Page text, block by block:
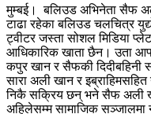
मुम्बई। बलिउड अभिनेता सैफ
टाढा रहेका बलिउड चलचित्र
ट्वीटर जस्ता सोशल मिडिया
आधिकारिक खाता छैन। उता
कपुर खान र सैफकी दिदीबहिनी
सारा अली खान र
निकै सक्रिय छन् भने सैफ अली
अहिलेसम्म सामाजिक